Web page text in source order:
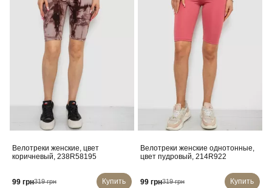
Велотреки женские, цвет
коричневый, 238R58195
99 грн319 грн Купить
Велотреки женские однотонные,
цвет пудровый, 214R922
99 грн319 грн Купить